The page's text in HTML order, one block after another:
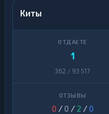
Киты
1
362 / 93 517
0 / 0 / 2 /0